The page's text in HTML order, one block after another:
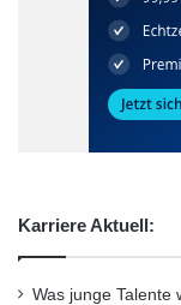
erstellen darf.
decken
Hilfe von Web
zur
Karriere Aktuell:
Was junge Talente